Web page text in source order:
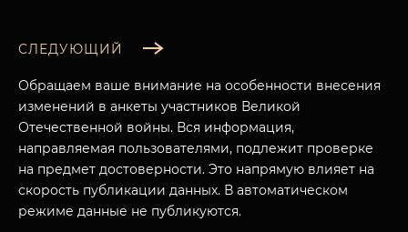
СЛЕДУЮЩИЙ
Обращаем ваше внимание на особенности внесения
изменений в анкеты участников Великой
Отечественной войны. Вся информация,
направляемая пользователями, подлежит проверке
на предмет достоверности. Это напрямую влияет на
скорость публикации данных. В автоматическом
режиме данные не публикуются.